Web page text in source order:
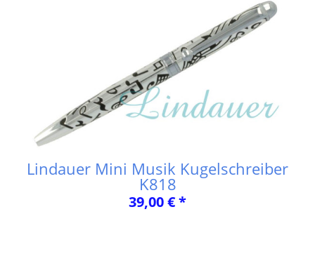
Lindauer Mini Musik Kugelschreiber
K818
39,00 € *